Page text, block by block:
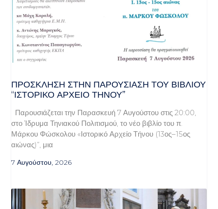
ΠΡΌΣΚΛΗΣΗ ΣΤΗΝ ΠΑΡΟΥΣΊΑΣΗ ΤΟΥ ΒΙΒΛΊΟΥ
“ΙΣΤΟΡΙΚΌ ΑΡΧΕΊΟ ΤΉΝΟΥ”
Παρουσιάζεται την Παρασκευή 7 Αυγούστου στις 20:00,
στο Ίδρυμα Τηνιακού Πολιτισμού, το νέο βιβλίο του π.
Μάρκου Φώσκολου «Ιστορικό Αρχείο Τήνου (13ος–15ος
αιώνας)”, μια
7 Αυγούστου, 2026